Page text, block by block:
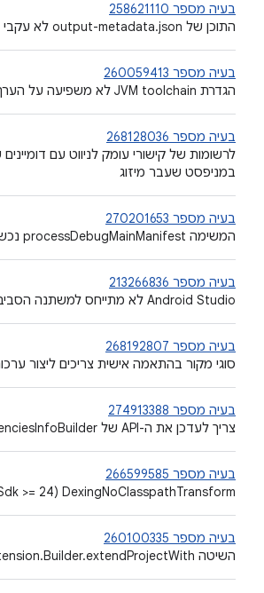
בעיה מספר 258621110
התוכן של output-metadata.json לא עקבי
בעיה מספר 260059413
הגדרת JVM toolchain לא משפיעה על הערך של targetCompatibility ב-JavaCompile
בעיה מספר 268128036
במניפסט שעבר מיזוג
בעיה מספר 270201653
המשימה processDebugMainManifest נכשלת החל מ-פלאגין של Android Gradle 8.1
בעיה מספר 213266836
‫Android Studio לא מתייחס למשתנה הסביבה STUDIO_GRADLE_JDK
בעיה מספר 268192807
סוגי מקור בהתאמה אישית צריכים ליצור
בעיה מספר 274913388
צריך לעדכן את ה-API של DependenciesInfoBuilder ואת המסמך
בעיה מספר 266599585
‫DexingNoClasspathTransform‏ (minSdk >= 24) עם יעד Java 11 נכשל בגלל גורמים מורכבים חסרים
בעיה מספר 260100335
השיטה DslExtension.Builder.extendProjectWith() לא פועלת כמו שמתואר ב-Groovy